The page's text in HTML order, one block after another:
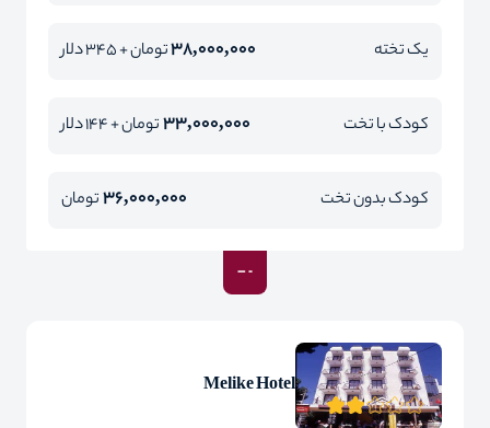
یک تخته 38,000,000تومان + 345 دلار
کودک با تخت 33,000,000تومان + 144 دلار
کودک بدون تخت 36,000,000تومان
Melike Hotel